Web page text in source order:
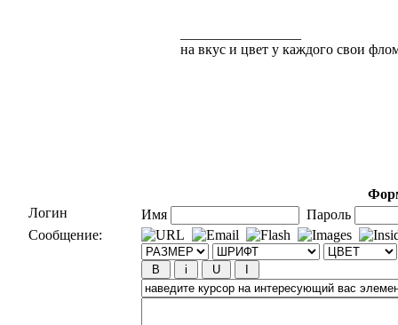
на вкус и цвет у каждого свои
Логин
Имя
Пароль
Сообщение: